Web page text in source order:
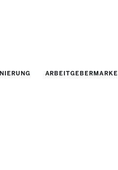
ARBEITGEBERMARKE